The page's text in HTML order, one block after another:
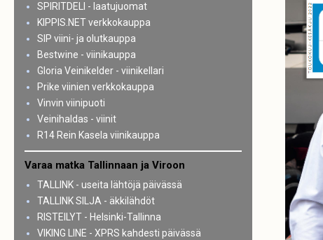
SPIRITDELI - laatujuomat
KIPPIS.NET verkkokauppa
SIP viini- ja olutkauppa
Bestwine - viinikauppa
Gloria Veinikelder - viinikellari
Prike viinien verkkokauppa
Vinvin viinipuoti
Veinihaldas - viinit
R14 Rein Kasela viinikauppa
Varaa matka Tallinnaan ja Viroon
TALLINK - useita lähtöjä päivässä
TALLINK SILJA - äkkilähdöt
RISTEILYT - Helsinki-Tallinna
VIKING LINE - XPRS kahdesti päivässä